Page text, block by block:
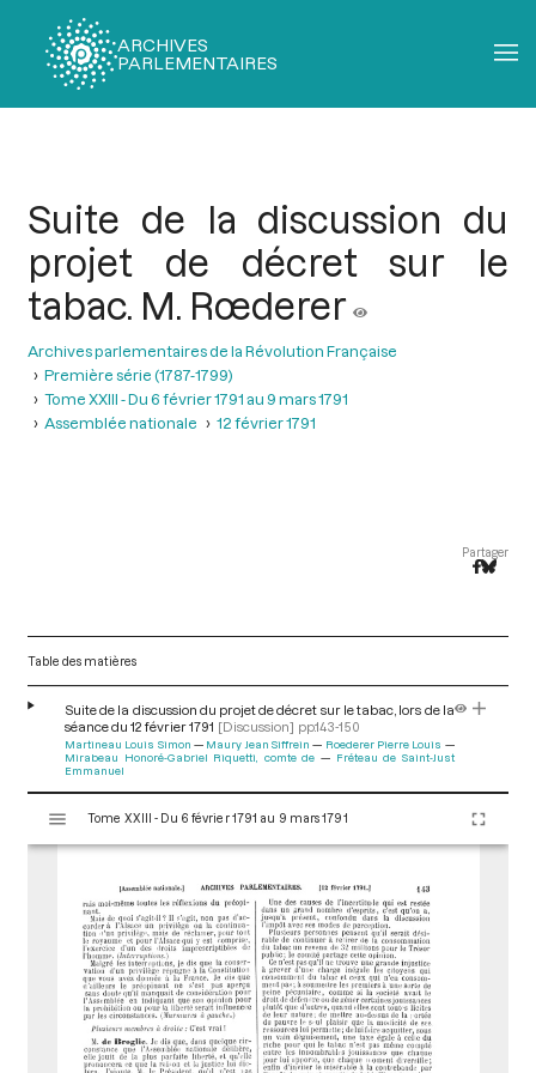
ARCHIVES
PARLEMENTAIRES
Suite de la discussion du
projet de décret sur le
tabac. M. Rœderer
Archives parlementaires de la Révolution Française
Première série (1787-1799)
Tome XXIII - Du 6 février 1791 au 9 mars 1791
Assemblée nationale
12 février 1791
Partager
Table des matières
Suite de la discussion du projet de décret sur le tabac, lors de la
séance du 12 février 1791 [Discussion] pp.143-150
Martineau Louis Simon Maury Jean Siffrein
Roederer Pierre Louis
Mirabeau Honoré-Gabriel Riquetti, comte de
Fréteau de Saint-Just
Emmanuel
s
Tome XXIII - Du 6 février 1791 au 9 mars 1791